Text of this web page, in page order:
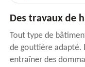
Des travaux de
Tout type de
de gouttière adapté.
entraîner des